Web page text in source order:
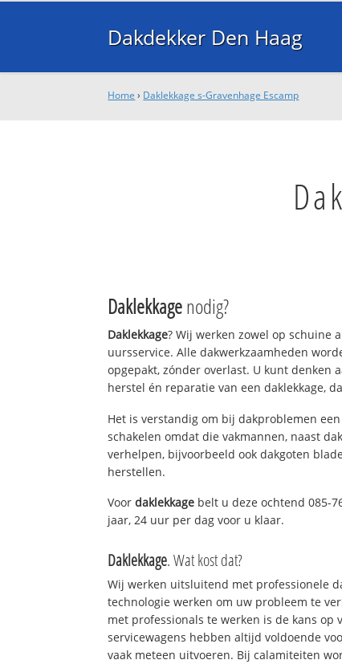
Dakdekker Den Haag
Home › Daklekkage s-Gravenhage Escamp
Daklekkagenodig?
Daklekkage? Wij werken zowel op schuine
uursservice. Alle dakwerkzaamheden
opgepakt, zónder overlast. U kunt denken
herstel én reparatie van een daklekkage,
Het is verstandig om bij dakproblemen
schakelen omdat die vakmannen, naast
verhelpen, bijvoorbeeld ook dakgoten
herstellen.
Voordaklekkage belt u deze ochtend 085-
jaar, 24 uur per dag voor u klaar.
Daklekkage. Wat kost dat?
Wij werken uitsluitend met professionele
technologie werken om uw probleem te
met professionals te werken is de kans
servicewagens hebben altijd voldoende
vaak meteen uitvoeren. Bij calamiteiten